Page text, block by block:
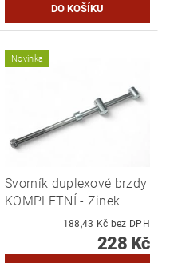
Novinka
Svorník duplexové brzdy
KOMPLETNÍ - Zinek
188,43 Kč bez DPH
228 Kč